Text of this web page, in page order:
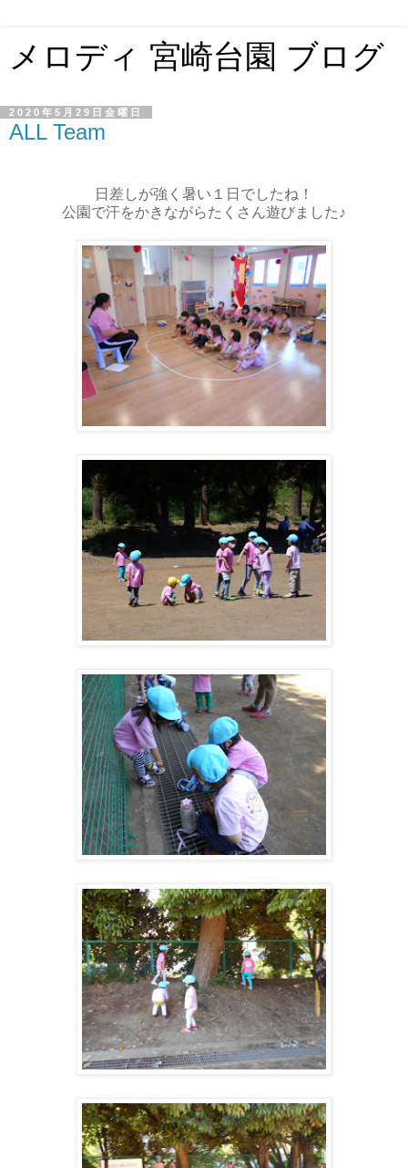
メロディ 宮崎台園 ブログ
2020年5月29日金曜日
ALL Team
日差しが強く暑い１日でしたね！
公園で汗をかきながらたくさん遊びました♪